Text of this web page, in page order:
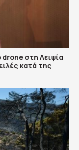
drone στη Λειψία
κατά της